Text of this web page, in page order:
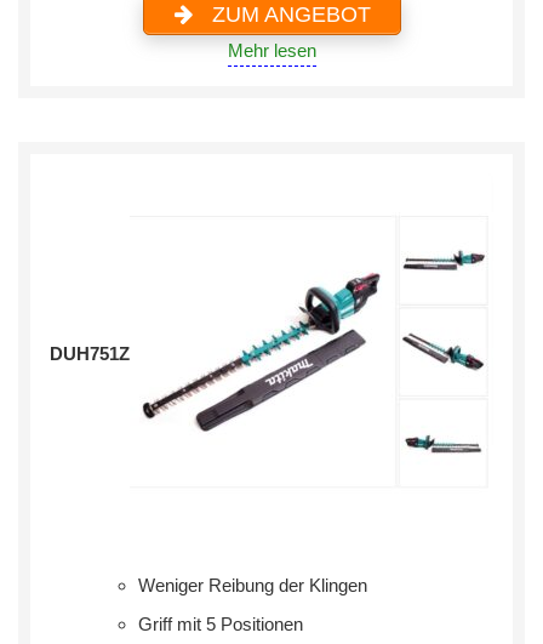
ZUM ANGEBOT
Mehr lesen
DUH751Z
Weniger Reibung der Klingen
Griff mit 5 Positionen